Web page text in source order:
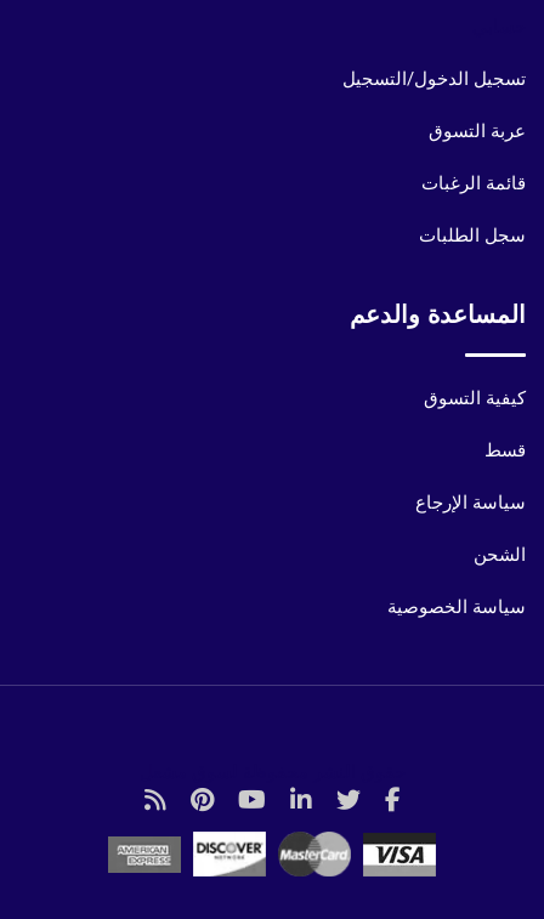
تسجيل الدخول/التسجيل
عربة التسوق
قائمة الرغبات
سجل الطلبات
المساعدة والدعم
كيفية التسوق
قسط
سياسة الإرجاع
الشحن
سياسة الخصوصية